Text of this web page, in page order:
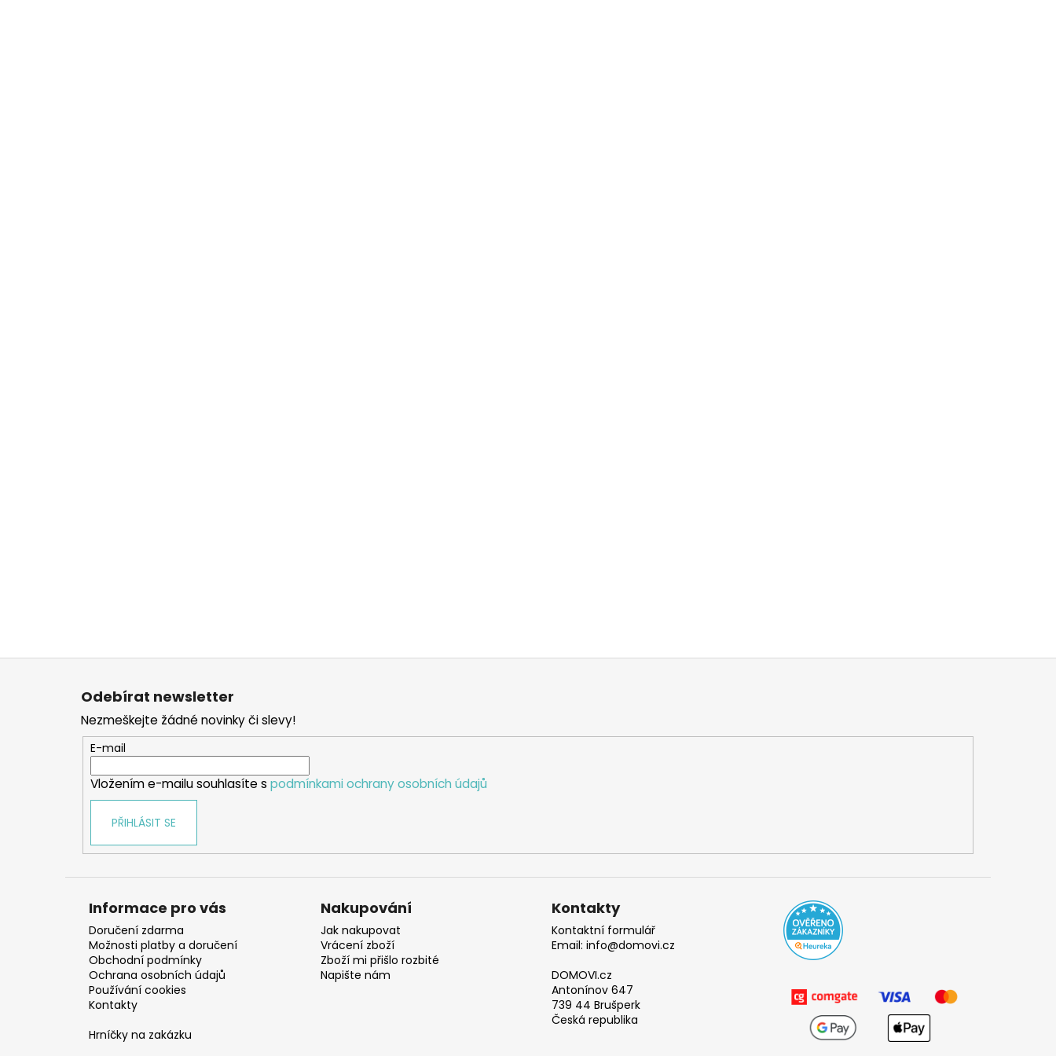
Z
Odebírat newsletter
Nezmeškejte žádné novinky či slevy!
E-mail
Vložením e-mailu souhlasíte s podmínkami ochrany osobních údajů
PŘIHLÁSIT SE
Informace pro vás
Doručení zdarma
Možnosti platby a doručení
Obchodní podmínky
Ochrana osobních údajů
Používání cookies
Kontakty
Hrníčky na zakázku
Nakupování
Jak nakupovat
Vrácení zboží
Zboží mi přišlo rozbité
Napište nám
Kontakty
Kontaktní formulář
Email: info@domovi.cz
DOMOVI.cz
Antonínov 647
739 44 Brušperk
Česká republika